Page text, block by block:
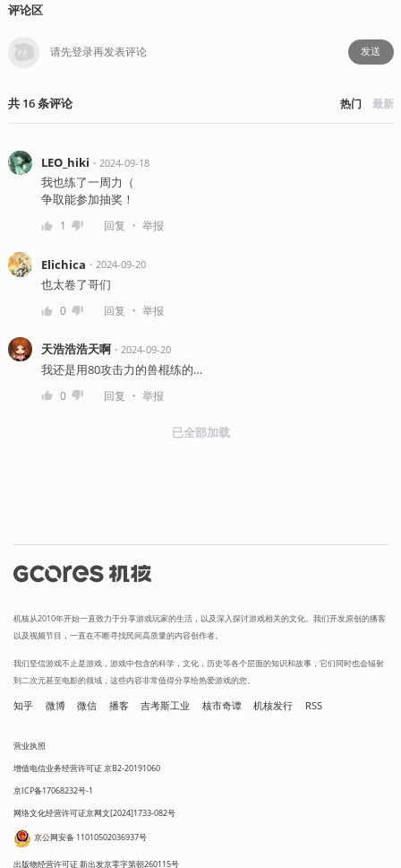
评论区
发送
共 16条评论 热门 最新
LEO_hiki ・ 2024-09-18
我也练了一周力（
争取能参加抽奖！
1 回复 ・ 举报
Elichica ・ 2024-09-20
也太卷了哥们
0 回复 ・ 举报
天浩浩浩天啊・ 2024-09-20
我还是用80攻击力的兽棍练的…
0 回复 ・ 举报
已全部加载
机核从2010年开始一直致力于分享游戏玩家的生活，以及深入探讨游戏相关的文化。我们开发原创的播客
以及视频节目，一直在不断寻找民间高质量的内容创作者。
我们坚信游戏不止是游戏，游戏中包含的科学，文化，历史等各个层面的知识和故事，它们同时也会辐射
到二次元甚至电影的领域，这些内容非常值得分享给热爱游戏的您。
知乎 微博 微信 播客 吉考斯工业 核市奇谭 机核发行 RSS
营业执照
增值电信业务经营许可证 京B2-20191060
京ICP备17068232号-1
网络文化经营许可证京网文[2024]1733-082号
京公网安备 11010502036937号
出版物经营许可证 新出发京零字第朝260115号